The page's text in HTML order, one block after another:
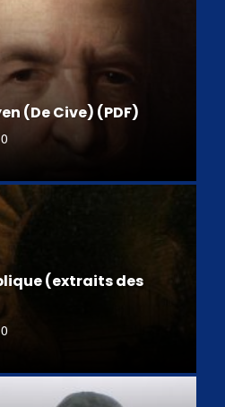
(De Cive) (PDF)
0
(extraits des
0